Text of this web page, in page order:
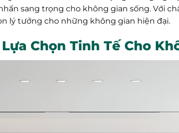
sang trọng cho không gian sống. Với
lý tưởng cho những không gian hiện đại.
Lựa Chọn Tinh Tế Cho